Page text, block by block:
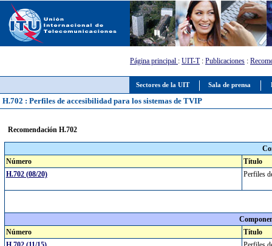
Sectores de la UIT Sala de prensa
Página principal : UIT-T: Publicaciones :
H.702 : Perfiles de accesibilidad para los sistemas de TVIP
Recomendación H.702
Número
Título
H.702 (08/20)
Perfiles
Número
Título